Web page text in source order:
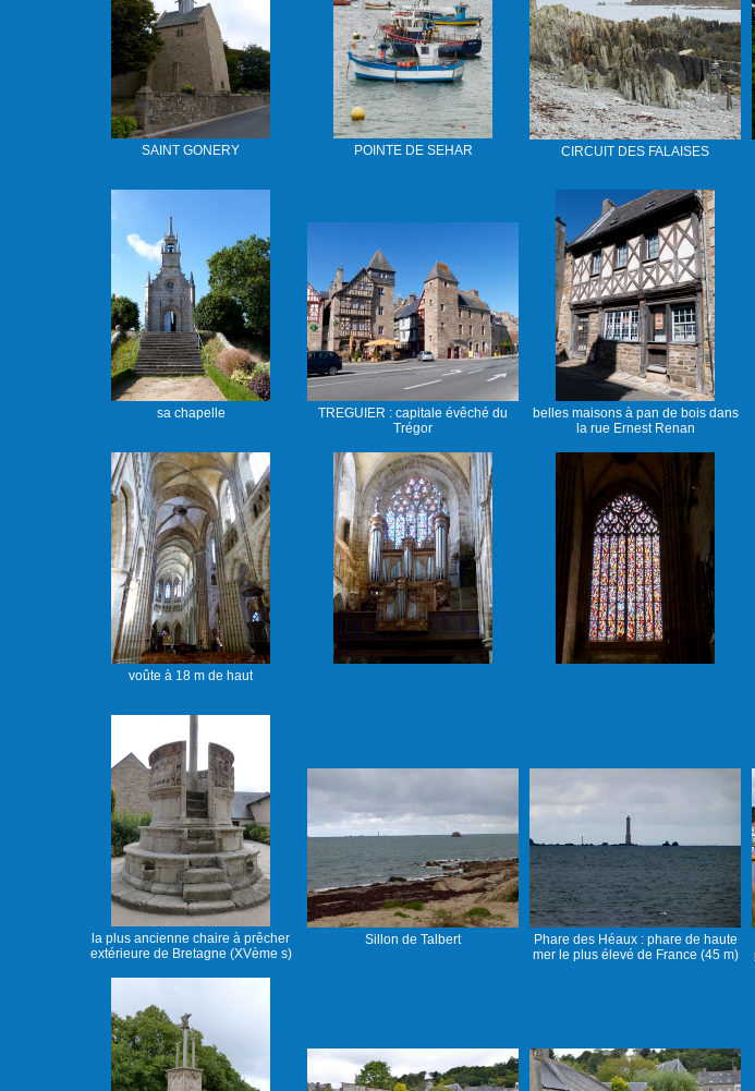
SAINT GONERY POINTE DE SEHAR CIRCUIT DES FALAISES
sa chapelle
TREGUIER : capitale évêché du
Trégor
belles maisons à pan de bois dans
la rue Ernest Renan
voûte à 18 m de haut
la plus ancienne chaire à prêcher
extérieure de Bretagne (XVème s)
Sillon de Talbert
Phare des Héaux : phare de haute
mer le plus élevé de France (45 m)